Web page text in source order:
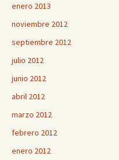
enero 2013
noviembre 2012
septiembre 2012
julio 2012
junio 2012
abril 2012
marzo 2012
febrero 2012
enero 2012